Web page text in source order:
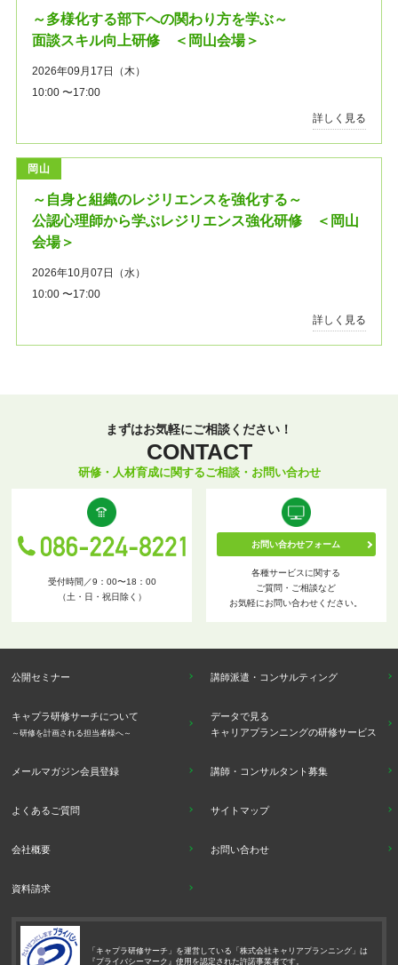
～多様化する部下への関わり方を学ぶ～
面談スキル向上研修 ＜岡山会場＞
2026年09月17日（木）
10:00 〜17:00
詳しく見る
岡山
～自身と組織のレジリエンスを強化する～
公認心理師から学ぶレジリエンス強化研修 ＜岡山
会場＞
2026年10月07日（水）
10:00 〜17:00
詳しく見る
まずはお気軽にご相談ください！
CONTACT
研修・人材育成に関するご相談・お問い合わせ
受付時間／9：00〜18：00
（土・日・祝日除く）
お問い合わせフォーム
各種サービスに関する
ご質問・ご相談など
お気軽にお問い合わせください。
公開セミナー 講師派遣・コンサルティング
キャプラ研修サーチについて
～研修を計画される担当者様へ～
データで見る
キャリアプランニングの研修サービス
メールマガジン会員登録 講師・コンサルタント募集
よくあるご質問 サイトマップ
会社概要 お問い合わせ
資料請求
「キャプラ研修サーチ」を運営している「株式会社キャリアプランニング」は
『プライバシーマーク』使用を認定された許諾事業者です。